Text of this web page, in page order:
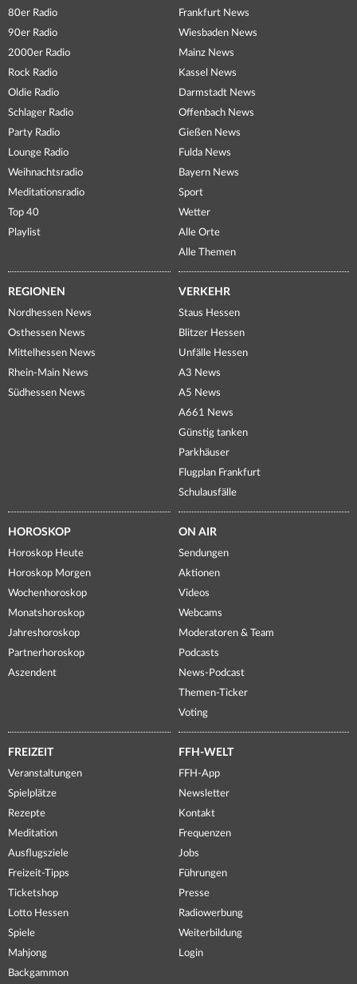
80er Radio
90er Radio
2000er Radio
Rock Radio
Oldie Radio
Schlager Radio
Party Radio
Lounge Radio
Weihnachtsradio
Meditationsradio
Top 40
Playlist
Frankfurt News
Wiesbaden News
Mainz News
Kassel News
Darmstadt News
Offenbach News
Gießen News
Fulda News
Bayern News
Sport
Wetter
Alle Orte
Alle Themen
REGIONEN
Nordhessen News
Osthessen News
Mittelhessen News
Rhein-Main News
Südhessen News
VERKEHR
Staus Hessen
Blitzer Hessen
Unfälle Hessen
A3 News
A5 News
A661 News
Günstig tanken
Parkhäuser
Flugplan Frankfurt
Schulausfälle
HOROSKOP
Horoskop Heute
Horoskop Morgen
Wochenhoroskop
Monatshoroskop
Jahreshoroskop
Partnerhoroskop
Aszendent
ON AIR
Sendungen
Aktionen
Videos
Webcams
Moderatoren & Team
Podcasts
News-Podcast
Themen-Ticker
Voting
FREIZEIT
Veranstaltungen
Spielplätze
Rezepte
Meditation
Ausflugsziele
Freizeit-Tipps
Ticketshop
Lotto Hessen
Spiele
Mahjong
Backgammon
FFH-WELT
FFH-App
Newsletter
Kontakt
Frequenzen
Jobs
Führungen
Presse
Radiowerbung
Weiterbildung
Login